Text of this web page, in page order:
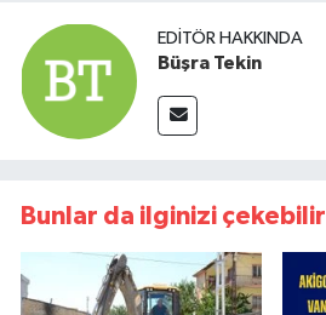
EDITÖR HAKKINDA
Büşra Tekin
Bunlar da ilginizi çekebilir